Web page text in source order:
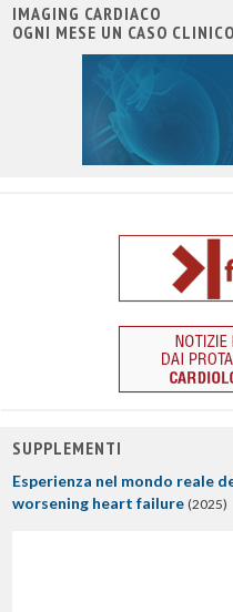
IMAGING CARDIACO
OGNI MESE UN CASO CLINICO
SUPPLEMENTI
Esperienza nel mondo reale
worsening heart failure (2025)